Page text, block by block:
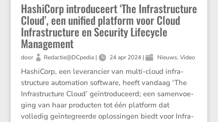
HashiCorp introduceert ‘The Infrastructure
Cloud’, een unified platform voor Cloud
Infrastructure en Security Lifecycle
Management
door Redactie@DCpedia| 24 apr 2024 | Nieuws,Video
Hashi­Corp, een leveran­cier van multi-cloud infra­
struc­ture automa­tion software, heeft vandaag ‘The
Infra­struc­ture Cloud’ geïntro­du­ceerd; een samen­voe­
ging van haar producten tot één platform dat
volledig geïnte­greerde oplos­singen biedt voor Infra­